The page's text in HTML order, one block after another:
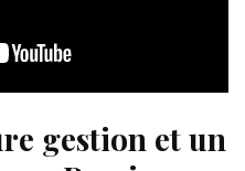
gestion et un